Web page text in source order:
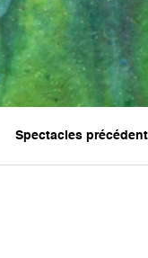
Spectacles